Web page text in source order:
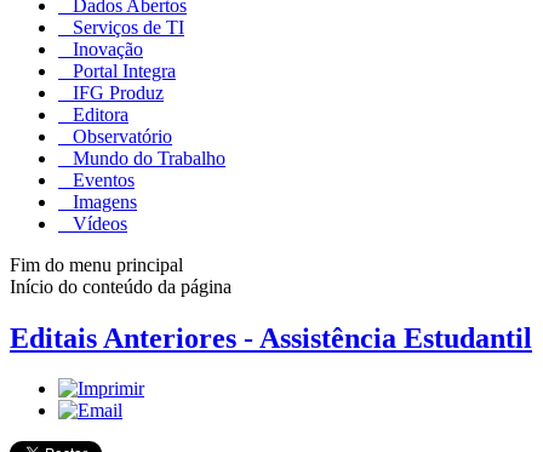
Dados Abertos
Serviços de TI
Inovação
Portal Integra
IFG Produz
Editora
Observatório
Mundo do Trabalho
Eventos
Imagens
Vídeos
Fim do menu principal
Início do conteúdo da página
Editais Anteriores - Assistência Estudantil